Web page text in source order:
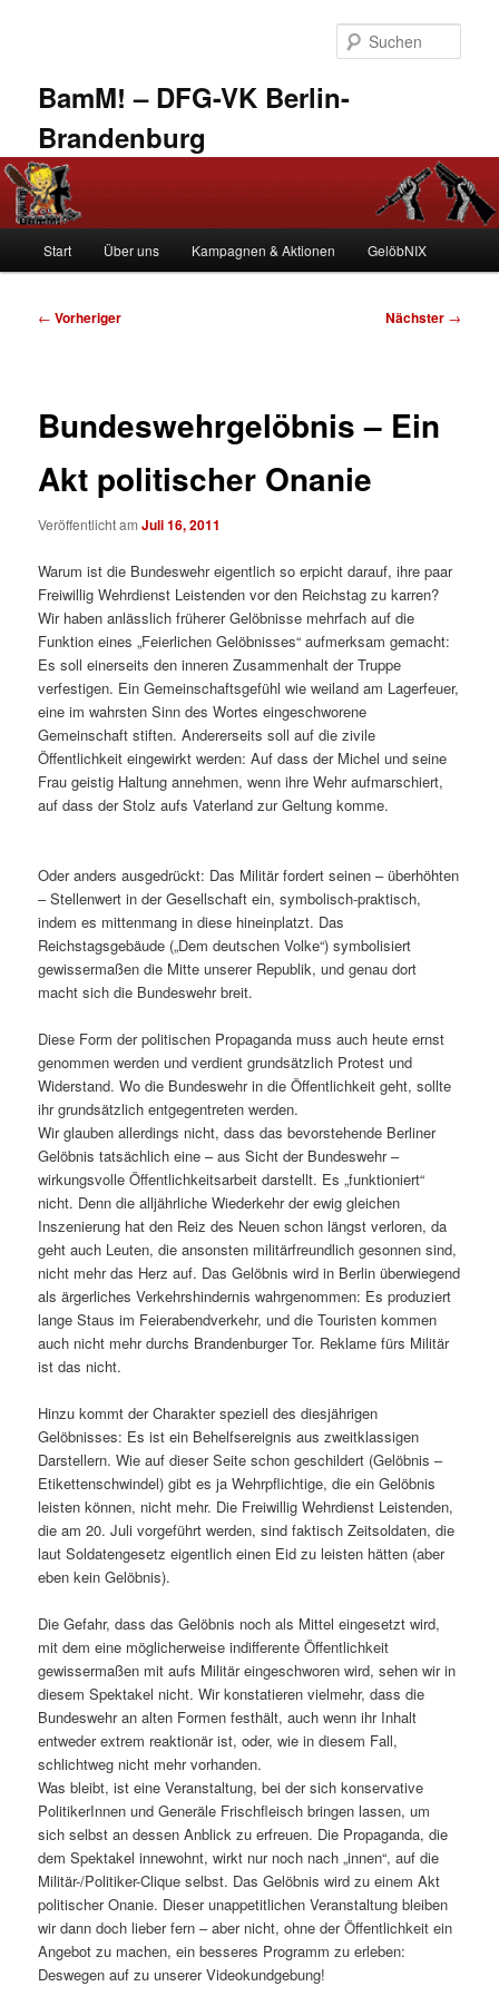
BamM! – DFG-VK Berlin-
Brandenburg
Start Über uns Kampagnen & Aktionen GelöbNIX
Beitragsnavigation
← Vorheriger Nächster →
Bundeswehrgelöbnis – Ein
Akt politischer Onanie
Veröffentlicht amJuli 16, 2011
Warum ist die Bundeswehr eigentlich so erpicht darauf, ihre paar
Freiwillig Wehrdienst Leistenden vor den Reichstag zu karren?
Wir haben anlässlich früherer Gelöbnisse mehrfach auf die
Funktion eines „Feierlichen Gelöbnisses“ aufmerksam gemacht:
Es soll einerseits den inneren Zusammenhalt der Truppe
verfestigen. Ein Gemeinschaftsgefühl wie weiland am Lagerfeuer,
eine im wahrsten Sinn des Wortes eingeschworene
Gemeinschaft stiften. Andererseits soll auf die zivile
Öffentlichkeit eingewirkt werden: Auf dass der Michel und seine
Frau geistig Haltung annehmen, wenn ihre Wehr aufmarschiert,
auf dass der Stolz aufs Vaterland zur Geltung komme.
Oder anders ausgedrückt: Das Militär fordert seinen – überhöhten
– Stellenwert in der Gesellschaft ein, symbolisch-praktisch,
indem es mittenmang in diese hineinplatzt. Das
Reichstagsgebäude („Dem deutschen Volke“) symbolisiert
gewissermaßen die Mitte unserer Republik, und genau dort
macht sich die Bundeswehr breit.
Diese Form der politischen Propaganda muss auch heute ernst
genommen werden und verdient grundsätzlich Protest und
Widerstand. Wo die Bundeswehr in die Öffentlichkeit geht, sollte
ihr grundsätzlich entgegentreten werden.
Wir glauben allerdings nicht, dass das bevorstehende Berliner
Gelöbnis tatsächlich eine – aus Sicht der Bundeswehr –
wirkungsvolle Öffentlichkeitsarbeit darstellt. Es „funktioniert“
nicht. Denn die alljährliche Wiederkehr der ewig gleichen
Inszenierung hat den Reiz des Neuen schon längst verloren, da
geht auch Leuten, die ansonsten militärfreundlich gesonnen sind,
nicht mehr das Herz auf. Das Gelöbnis wird in Berlin überwiegend
als ärgerliches Verkehrshindernis wahrgenommen: Es produziert
lange Staus im Feierabendverkehr, und die Touristen kommen
auch nicht mehr durchs Brandenburger Tor. Reklame fürs Militär
ist das nicht.
Hinzu kommt der Charakter speziell des diesjährigen
Gelöbnisses: Es ist ein Behelfsereignis aus zweitklassigen
Darstellern. Wie auf dieser Seite schon geschildert (Gelöbnis –
Etikettenschwindel) gibt es ja Wehrpflichtige, die ein Gelöbnis
leisten können, nicht mehr. Die Freiwillig Wehrdienst Leistenden,
die am 20. Juli vorgeführt werden, sind faktisch Zeitsoldaten, die
laut Soldatengesetz eigentlich einen Eid zu leisten hätten (aber
eben kein Gelöbnis).
Die Gefahr, dass das Gelöbnis noch als Mittel eingesetzt wird,
mit dem eine möglicherweise indifferente Öffentlichkeit
gewissermaßen mit aufs Militär eingeschworen wird, sehen wir in
diesem Spektakel nicht. Wir konstatieren vielmehr, dass die
Bundeswehr an alten Formen festhält, auch wenn ihr Inhalt
entweder extrem reaktionär ist, oder, wie in diesem Fall,
schlichtweg nicht mehr vorhanden.
Was bleibt, ist eine Veranstaltung, bei der sich konservative
PolitikerInnen und Generäle Frischfleisch bringen lassen, um
sich selbst an dessen Anblick zu erfreuen. Die Propaganda, die
dem Spektakel innewohnt, wirkt nur noch nach „innen“, auf die
Militär-/Politiker-Clique selbst. Das Gelöbnis wird zu einem Akt
politischer Onanie. Dieser unappetitlichen Veranstaltung bleiben
wir dann doch lieber fern – aber nicht, ohne der Öffentlichkeit ein
Angebot zu machen, ein besseres Programm zu erleben:
Deswegen auf zu unserer Videokundgebung!